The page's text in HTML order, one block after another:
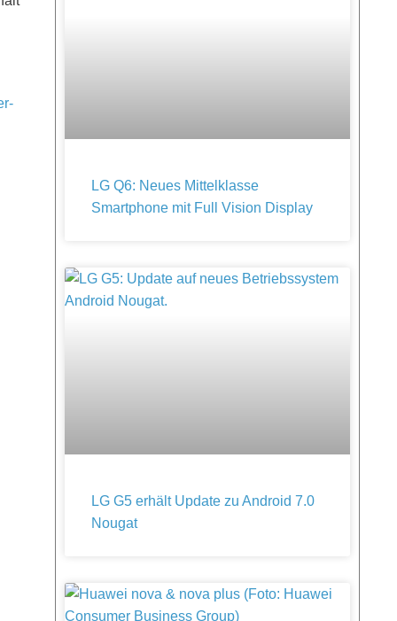
LG Q6: Neues Mittelklasse
Smartphone mit Full Vision Display
LG G5 erhält Update zu Android 7.0
Nougat